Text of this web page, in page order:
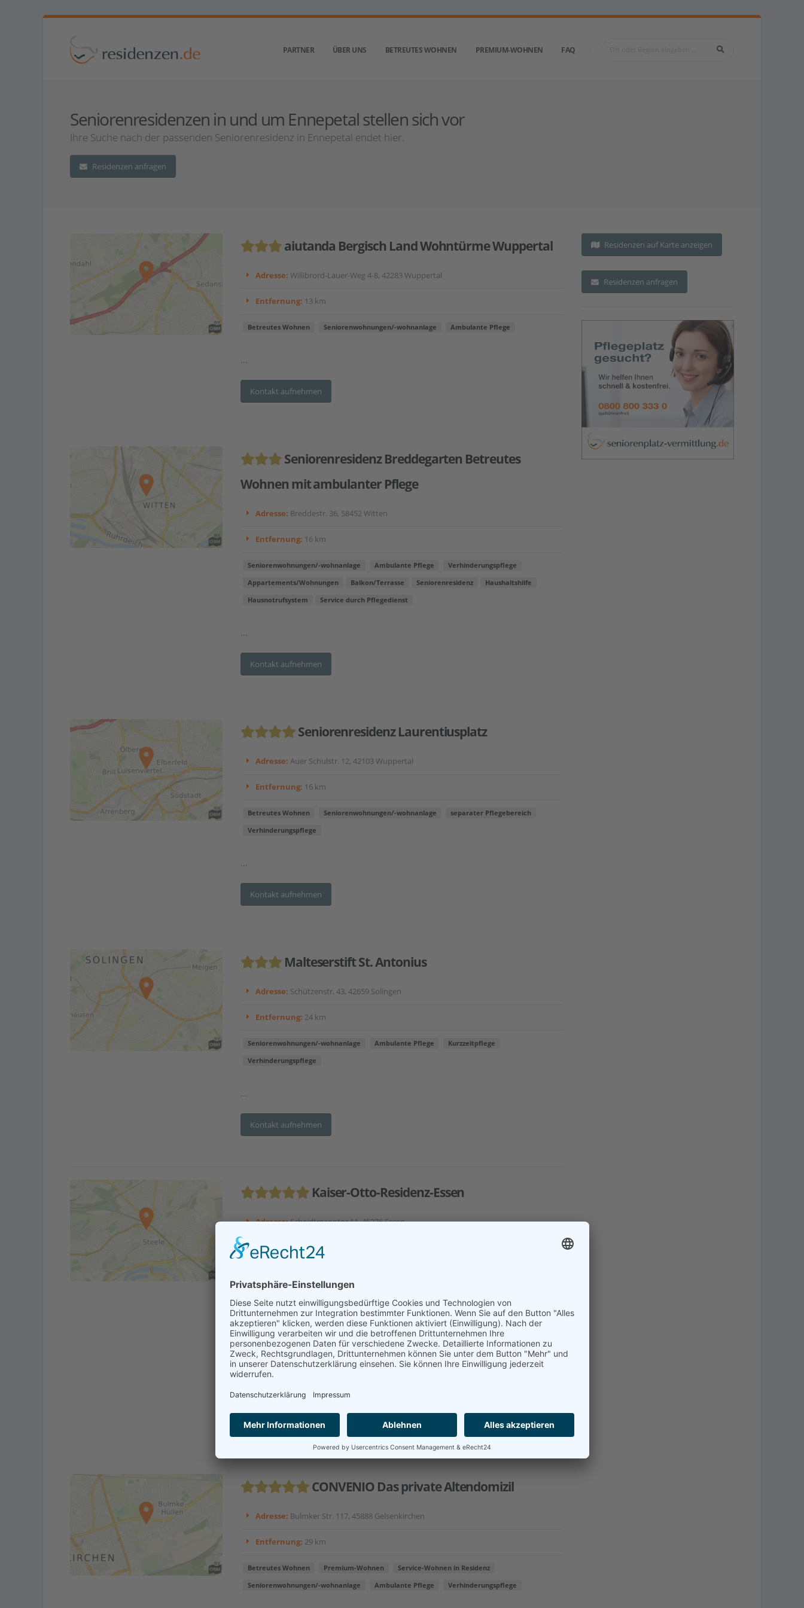
PARTNER ÜBER UNS BETREUTES WOHNEN PREMIUM-WOHNEN FAQ
Seniorenresidenzen in und um Ennepetal stellen sich vor
Ihre Suche nach der passenden Seniorenresidenz in Ennepetal endet hier.
Residenzen anfragen
aiutanda Bergisch Land Wohntürme Wuppertal
Adresse: Willibrord-Lauer-Weg 4-8, 42283 Wuppertal
Entfernung: 13 km
Betreutes Wohnen Seniorenwohnungen/-wohnanlage Ambulante Pflege
...
Kontakt aufnehmen
Seniorenresidenz Breddegarten Betreutes
Wohnen mit ambulanter Pflege
Adresse: Breddestr. 36, 58452 Witten
Entfernung: 16 km
Seniorenwohnungen/-wohnanlage Ambulante Pflege Verhinderungspflege
Appartements/Wohnungen Balkon/Terrasse Seniorenresidenz Haushaltshilfe
Hausnotrufsystem Service durch Pflegedienst
...
Kontakt aufnehmen
Seniorenresidenz Laurentiusplatz
Adresse: Auer Schulstr. 12, 42103 Wuppertal
Entfernung: 16 km
Betreutes Wohnen Seniorenwohnungen/-wohnanlage separater Pflegebereich
Verhinderungspflege
...
Kontakt aufnehmen
Malteserstift St. Antonius
Adresse: Schützenstr. 43, 42659 Solingen
Entfernung: 24 km
Seniorenwohnungen/-wohnanlage Ambulante Pflege Kurzzeitpflege
Verhinderungspflege
...
Kontakt aufnehmen
Kaiser-Otto-Residenz-Essen
Adresse:Scheidtmanntor 11, 45276 Essen
Entfernung:26 km
Seniorenwohnungen/-wohnanlage
Verhinderungspflege
Seniorenwohnen nach Maß bedeutet, dass Sie bei uns ab sofort zwischen drei
Wohnkategorien mit unterschiedlichen Service-Angeboten wählen können:
Komfort **, Premium *** oder Superior ****. Dabei ist selbst die Komfort-
Kontakt aufnehmen
CONVENIO Das private Altendomizil
Adresse: Bulmker Str. 117, 45888 Gelsenkirchen
Entfernung: 29 km
Betreutes Wohnen Premium-Wohnen Service-Wohnen in Residenz
Seniorenwohnungen/-wohnanlage Ambulante Pflege Verhinderungspflege
Residenzen auf Karte anzeigen
Residenzen anfragen